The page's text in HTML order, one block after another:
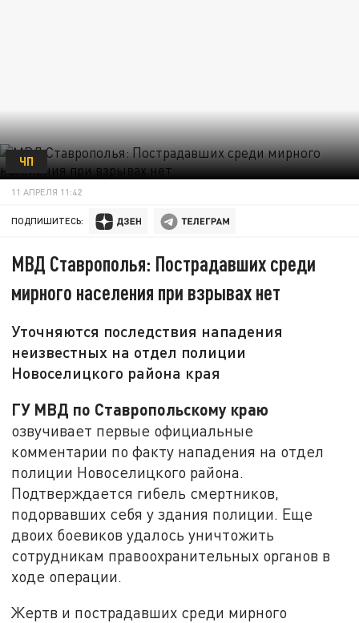
ЧП
11 АПРЕЛЯ 11:42
ПОДПИШИТЕСЬ:
МВД Ставрополья: Пострадавших среди
мирного населения при взрывах нет
Уточняются последствия нападения
неизвестных на отдел полиции
Новоселицкого района края
ГУ МВД по Ставропольскому краю
озвучивает первые официальные
комментарии по факту нападения на отдел
полиции Новоселицкого района.
Подтверждается гибель смертников,
подорвавших себя у здания полиции. Еще
двоих боевиков удалось уничтожить
сотрудникам правоохранительных органов в
ходе операции.
Жертв и пострадавших среди мирного